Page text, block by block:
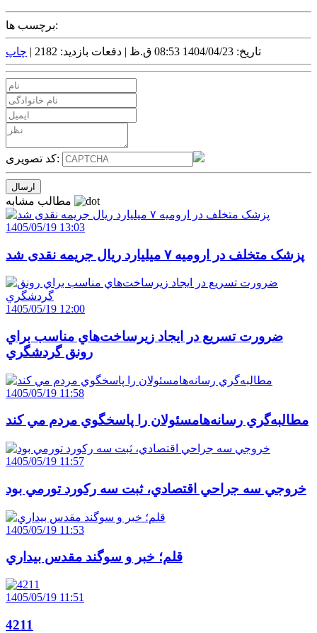
برچسب ها:
تاریخ: 1404/04/23 08:53 ق.ظ | دفعات بازدید: 2182 | چاپ
کد تصویری:
1405/05/19 13:03
پزشک متخلف در ارومیه ۷ میلیارد ریال جریمه نقدی شد
1405/05/19 12:00
ضرورت تسريع در ايجاد زيرساخت‌هاي مناسب براي
رونق گردشگري
1405/05/19 11:58
مطالبه‌گري رسانه‌هامسئولان را پاسخگوي مردم مي کند
1405/05/19 11:57
خروجي سه جراحي اقتصادي، ثبت سه رکورد تورمي بود
1405/05/19 11:53
قلم؛ خبر و سوگند مقدس بيداري
1405/05/19 11:51
4211